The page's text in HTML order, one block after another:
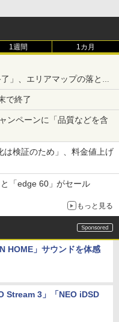
1週間 1カ月
」、エリアマップの落とし
で終了
ンペーンに「品質などを含
は検証のため」、料金値上げ
「edge 60」がセール
もっと見る
HOME」サウンドを体感
Stream 3」「NEO iDSD